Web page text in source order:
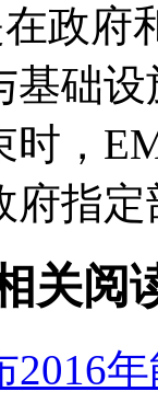
政府
基础
时，
府指
关阅
2016